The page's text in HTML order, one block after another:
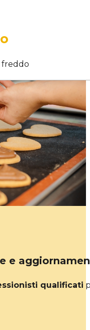
freddo
e
qualificati